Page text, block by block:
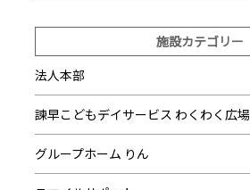
施設カテゴリー
法人本部
諫早こどもデイサービス わくわく広場
グループホーム りん